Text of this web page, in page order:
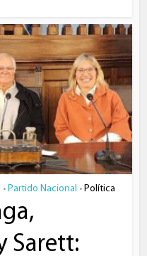
• Partido Nacional • Política
Sarett: